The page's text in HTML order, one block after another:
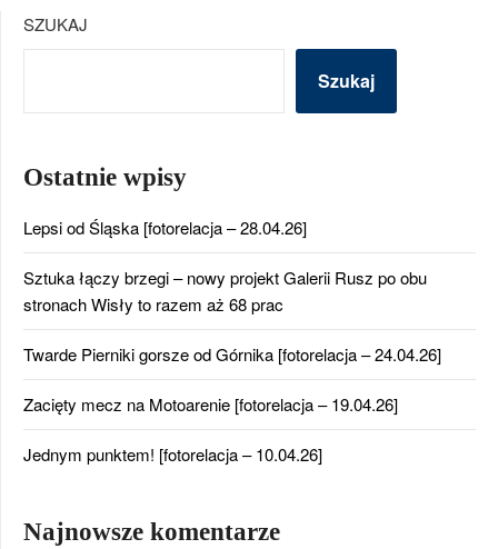
SZUKAJ
Szukaj
Ostatnie wpisy
Lepsi od Śląska [fotorelacja – 28.04.26]
Sztuka łączy brzegi – nowy projekt Galerii Rusz po obu
stronach Wisły to razem aż 68 prac
Twarde Pierniki gorsze od Górnika [fotorelacja – 24.04.26]
Zacięty mecz na Motoarenie [fotorelacja – 19.04.26]
Jednym punktem! [fotorelacja – 10.04.26]
Najnowsze komentarze